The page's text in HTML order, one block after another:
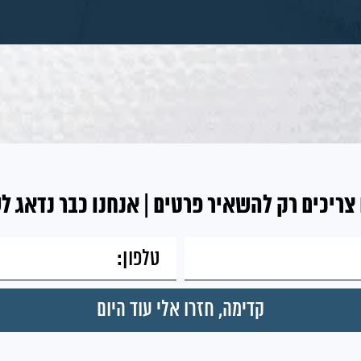
רק להשאיר פרטים | אנחנו כבר נדאג